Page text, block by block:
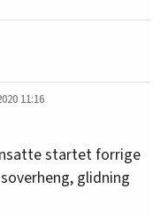
11:16
startet forrige
glidning